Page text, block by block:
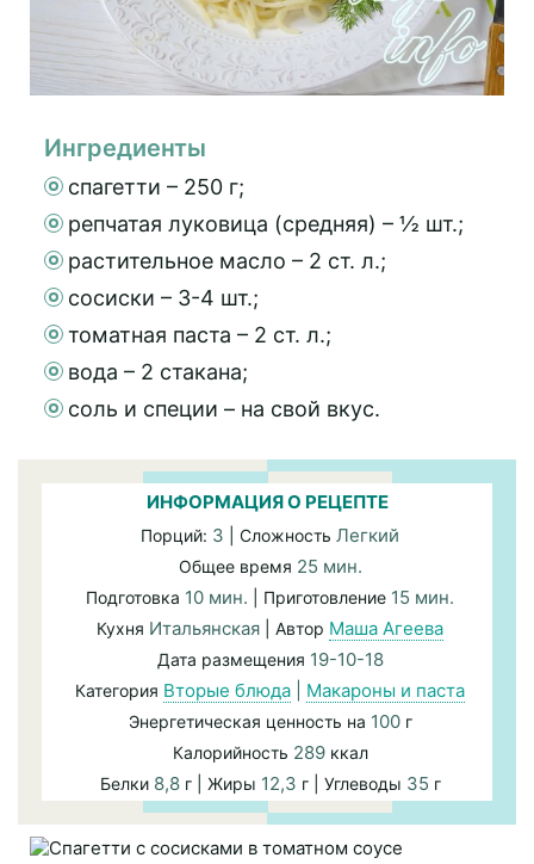
Ингредиенты
спагетти – 250 г;
репчатая луковица (средняя) – ½ шт.;
растительное масло – 2 ст. л.;
сосиски – 3-4 шт.;
томатная паста – 2 ст. л.;
вода – 2 стакана;
соль и специи – на свой вкус.
ИНФОРМАЦИЯ О РЕЦЕПТЕ
Порций: 3 | Сложность Легкий
Общее время 25 мин.
Подготовка 10 мин. | Приготовление 15 мин.
Кухня Итальянская | Автор Маша Агеева
Дата размещения 19-10-18
Категория Вторые блюда Макароны и паста
Энергетическая ценность на 100г
Калорийность 289ккал
Белки 8,8г | Жиры 12,3 г | Углеводы 35 г